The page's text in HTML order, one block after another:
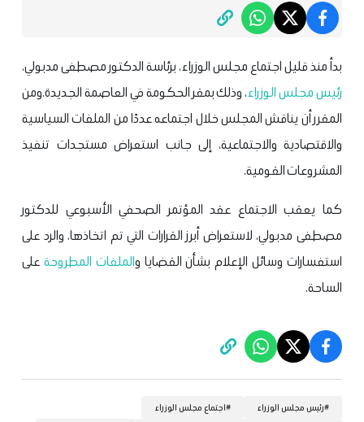
بدأ منذ قليل اجتماع مجلس الوزراء، برئاسة الدكتور مصطفى مدبولي،
رئيس مجلس الوزراء، وذلك بمقر الحكومة في العاصمة الجديدة.ومن
المقرر أن يناقش المجلس خلال اجتماعه عددًا من الملفات السياسية
والاقتصادية والاجتماعية، إلى جانب استعراض مستجدات تنفيذ
المشروعات القومية.
كما يعقب الاجتماع عقد المؤتمر الصحفي الأسبوعي للدكتور
مصطفى مدبولي، لاستعراض أبرز القرارات التي تم اتخاذها، والرد على
استفسارات وسائل الإعلام بشأن القضايا والملفات المطروحة على
الساحة.
#رئيس مجلس الوزراء #اجتماع مجلس الوزراء